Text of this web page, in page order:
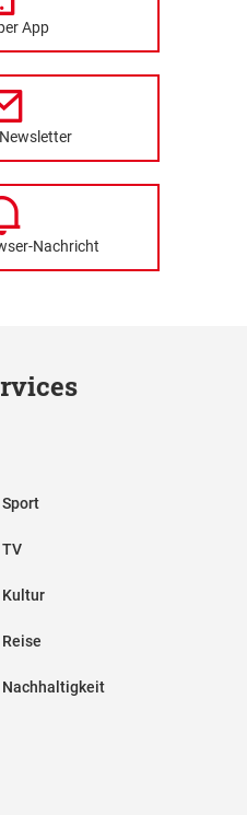
App
Nachricht
Sport
TV
Kultur
Reise
Nachhaltigkeit